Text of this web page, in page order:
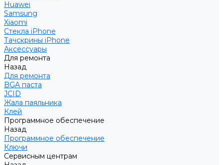
Huawei
Samsung
Xiaomi
Стекла iPhone
Тачскрины iPhone
Аксессуары
Для ремонта
Назад
Для ремонта
BGA паста
JCID
Жала паяльника
Клей
Программное обеспечение
Назад
Программное обеспечение
Ключи
Сервисным центрам